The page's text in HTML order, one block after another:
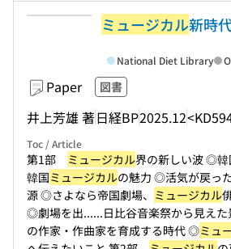
ミュージカル新時
Paper 図書
井上芳雄 著日経BP2025.12
National Diet Library
Toc / Article
第1部 ミュージカル界の新しい波 ◎韓
韓国ミュージカルの魅力 ◎活気が戻っ
源 ◎さよなら帝国劇場、 ミュージカル
◎劇場を出......日比谷音楽祭から見え
の作家・作曲家を育成する時代 ◎ミュ